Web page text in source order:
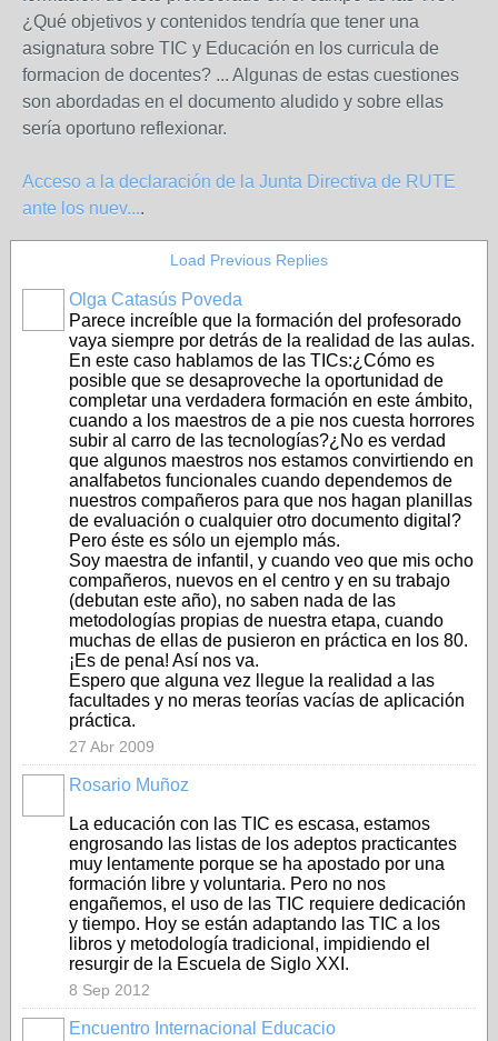
¿Qué objetivos y contenidos tendría que tener una
asignatura sobre TIC y Educación en los curricula de
formacion de docentes? ... Algunas de estas cuestiones
son abordadas en el documento aludido y sobre ellas
sería oportuno reflexionar.
Acceso a la declaración de la Junta Directiva de RUTE
ante los nuev....
Load Previous Replies
Olga Catasús Poveda
Parece increíble que la formación del profesorado
vaya siempre por detrás de la realidad de las aulas.
En este caso hablamos de las TICs:¿Cómo es
posible que se desaproveche la oportunidad de
completar una verdadera formación en este ámbito,
cuando a los maestros de a pie nos cuesta horrores
subir al carro de las tecnologías?¿No es verdad
que algunos maestros nos estamos convirtiendo en
analfabetos funcionales cuando dependemos de
nuestros compañeros para que nos hagan planillas
de evaluación o cualquier otro documento digital?
Pero éste es sólo un ejemplo más.
Soy maestra de infantil, y cuando veo que mis ocho
compañeros, nuevos en el centro y en su trabajo
(debutan este año), no saben nada de las
metodologías propias de nuestra etapa, cuando
muchas de ellas de pusieron en práctica en los 80.
¡Es de pena! Así nos va.
Espero que alguna vez llegue la realidad a las
facultades y no meras teorías vacías de aplicación
práctica.
27 Abr 2009
Rosario Muñoz
La educación con las TIC es escasa, estamos
engrosando las listas de los adeptos practicantes
muy lentamente porque se ha apostado por una
formación libre y voluntaria. Pero no nos
engañemos, el uso de las TIC requiere dedicación
y tiempo. Hoy se están adaptando las TIC a los
libros y metodología tradicional, impidiendo el
resurgir de la Escuela de Siglo XXI.
8 Sep 2012
Encuentro Internacional Educacio